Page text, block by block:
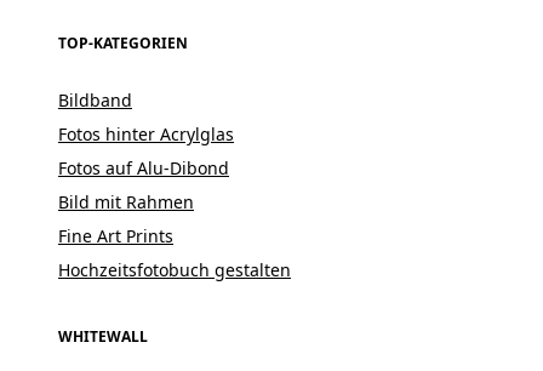
TOP-KATEGORIEN
Bildband
Fotos hinter Acrylglas
Fotos auf Alu-Dibond
Bild mit Rahmen
Fine Art Prints
Hochzeitsfotobuch gestalten
WHITEWALL